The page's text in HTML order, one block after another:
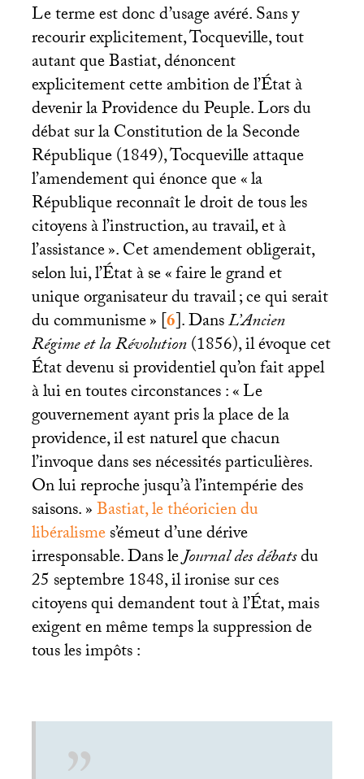
Le terme est donc d’usage avéré. Sans y
recourir explicitement, Tocqueville, tout
autant que Bastiat, dénoncent
explicitement cette ambition de l’État à
devenir la Providence du Peuple. Lors du
débat sur la Constitution de la Seconde
République (1849), Tocqueville attaque
l’amendement qui énonce que «la
République reconnaît le droit de tous les
citoyens à l’instruction, au travail, et à
l’assistance». Cet amendement obligerait,
selon lui, l’État à se «faire le grand et
unique organisateur du travail; ce qui serait
du communisme»[6]. DansL’Ancien
Régime et la Révolution(1856), il évoque cet
État devenu si providentiel qu’on fait appel
à lui en toutes circonstances : «Le
gouvernement ayant pris la place de la
providence, il est naturel que chacun
l’invoque dans ses nécessités particulières.
On lui reproche jusqu’à l’intempérie des
saisons.»Bastiat, le théoricien du
libéralismes’émeut d’une dérive
irresponsable. Dans leJournal des débatsdu
25 septembre 1848, il ironise sur ces
citoyens qui demandent tout à l’État, mais
exigent en même temps la suppression de
tous les impôts :